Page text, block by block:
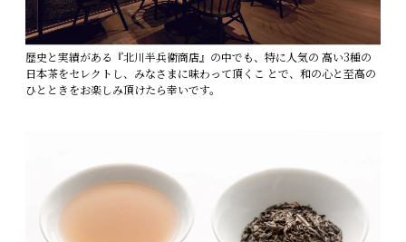
歴史と実績がある『北川半兵衞商店』の中でも、特に人気の 高い3種の
日本茶をセレクトし、みなさまに味わって頂くこ とで、和の心と至高の
ひとときをお楽しみ頂けたら幸いです。